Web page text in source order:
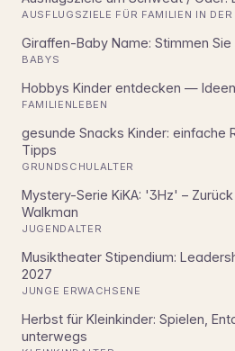
AUSFLUGSZIELE FÜR FAMILIEN IN DER
Giraffen-Baby Name: Stimmen
BABYS
Hobbys Kinder entdecken —
FAMILIENLEBEN
gesunde Snacks Kinder: einfache
Tipps
GRUNDSCHULALTER
Mystery-Serie KiKA: '3Hz' –
Walkman
JUGENDALTER
Musiktheater Stipendium:
2027
JUNGE ERWACHSENE
Herbst für Kleinkinder: Spielen,
unterwegs